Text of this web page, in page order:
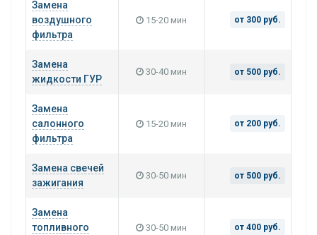
Замена
воздушного
фильтра
15-20 мин от 300 руб.
Замена
жидкости ГУР
30-40 мин от 500 руб.
Замена
салонного
фильтра
15-20 мин от 200 руб.
Замена свечей
зажигания
30-50 мин от 500 руб.
Замена
топливного
30-50 мин от 400 руб.